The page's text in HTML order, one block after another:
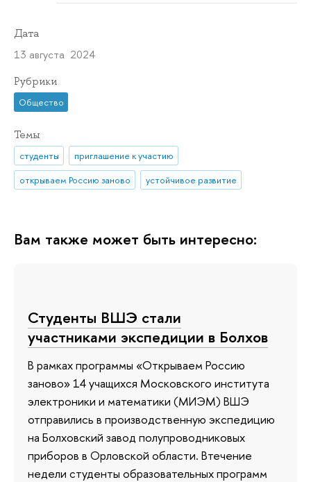
Дата
13 августа 2024
Рубрики
Общество
Темы
студенты
приглашение к участию
открываем Россию заново
устойчивое развитие
Вам также может быть интересно:
Студенты ВШЭ стали
участниками экспедиции в Болхов
В рамках программы «Открываем Россию
заново» 14 учащихся Московского института
электроники и математики (МИЭМ) ВШЭ
отправились в производственную экспедицию
на Болховский завод полупроводниковых
приборов в Орловской области. Втечение
недели студенты образовательных программ